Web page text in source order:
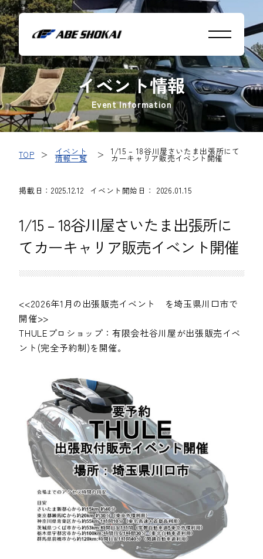
イベント情報
Event Information
TOP ＞ イベント
情報一覧 ＞ 1/15 – 18谷川屋さいたま出張所にて
カーキャリア販売イベント開催
掲載日：2025.12.12 イベント開始日： 2026.01.15
1/15 – 18谷川屋さいたま出張所に
てカーキャリア販売イベント開催
<<2026年1月の出張販売イベント を埼玉県川口市で
開催>>
THULEプロショップ：有限会社谷川屋が出張販売イベ
ント(完全予約制)を開催。